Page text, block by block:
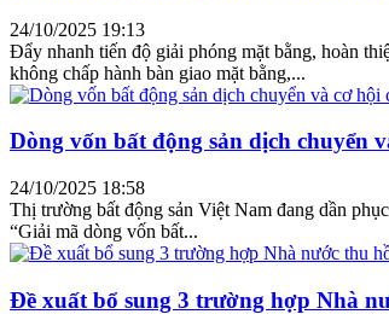
24/10/2025 19:13
Đẩy nhanh tiến độ giải phóng mặt bằng, hoàn
không chấp hành bàn giao mặt bằng,...
Dòng vốn bất động sản dịch chuyển
24/10/2025 18:58
Thị trường bất động sản Việt Nam đang dần
“Giải mã dòng vốn bất...
Đề xuất bổ sung 3 trường hợp Nhà